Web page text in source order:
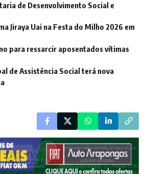
de Desenvolvimento Social e
Jiraya Uai na Festa do Milho 2026 em
para ressarcir aposentados vítimas
de Assistência Social terá nova